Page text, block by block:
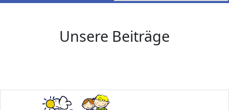
Unsere Beiträge